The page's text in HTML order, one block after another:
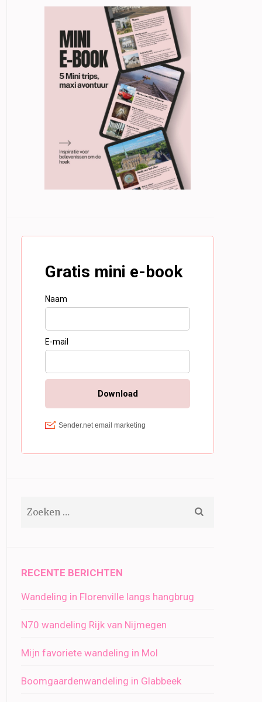
RECENTE BERICHTEN
Wandeling in Florenville langs hangbrug
N70 wandeling Rijk van Nijmegen
Mijn favoriete wandeling in Mol
Boomgaardenwandeling in Glabbeek